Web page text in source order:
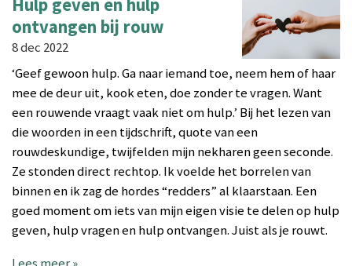
ontvangen bij rouw
8 dec 2022
‘Geef gewoon hulp. Ga naar iemand toe, neem hem of haar
mee de deur uit, kook eten, doe zonder te vragen. Want
een rouwende vraagt vaak niet om hulp.’ Bij het lezen van
die woorden in een tijdschrift, quote van een
rouwdeskundige, twijfelden mijn nekharen geen seconde.
Ze stonden direct rechtop. Ik voelde het borrelen van
binnen en ik zag de hordes “redders” al klaarstaan. Een
goed moment om iets van mijn eigen visie te delen op hulp
geven, hulp vragen en hulp ontvangen. Juist als je rouwt.